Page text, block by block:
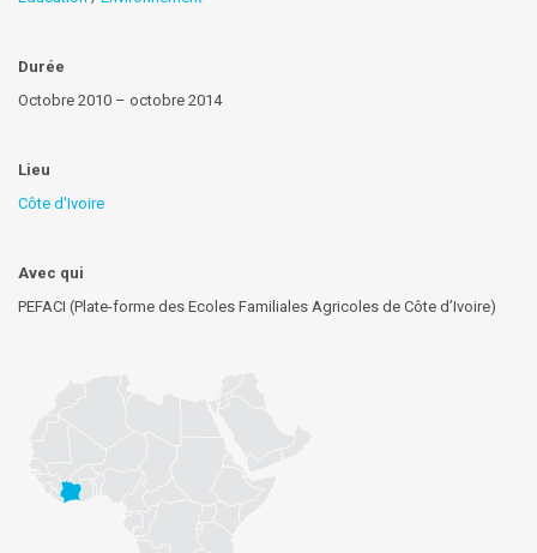
Durée
Octobre 2010 – octobre 2014
Lieu
Côte d'Ivoire
Avec qui
PEFACI (Plate-forme des Ecoles Familiales Agricoles de Côte d’Ivoire)